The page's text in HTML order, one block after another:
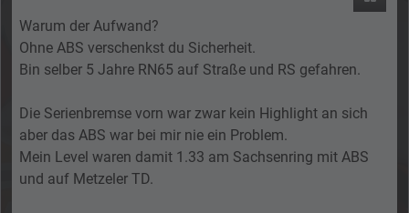
Warum der Aufwand?
Ohne ABS verschenkst du Sicherheit.
Bin selber 5 Jahre RN65 auf Straße und RS gefahren.
Die Serienbremse vorn war zwar kein Highlight an sich
aber das ABS war bei mir nie ein Problem.
Mein Level waren damit 1.33 am Sachsenring mit ABS
und auf Metzeler TD.